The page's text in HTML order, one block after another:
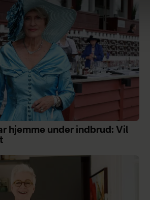
hjemme under indbrud: Vil